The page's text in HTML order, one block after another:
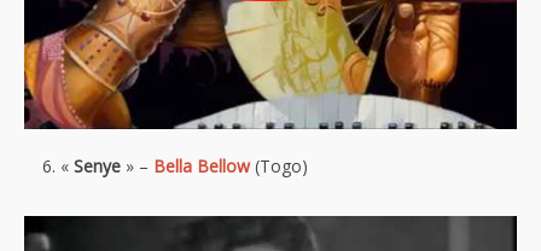
« Senye » – Bella Bellow(Togo)